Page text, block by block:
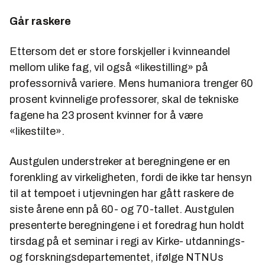
Går raskere
Ettersom det er store forskjeller i kvinneandel
mellom ulike fag, vil også «likestilling» på
professornivå variere. Mens humaniora trenger 60
prosent kvinnelige professorer, skal de tekniske
fagene ha 23 prosent kvinner for å være
«likestilte».
Austgulen understreker at beregningene er en
forenkling av virkeligheten, fordi de ikke tar hensyn
til at tempoet i utjevningen har gått raskere de
siste årene enn på 60- og 70-tallet. Austgulen
presenterte beregningene i et foredrag hun holdt
tirsdag på et seminar i regi av Kirke- utdannings-
og forskningsdepartementet, ifølge NTNUs